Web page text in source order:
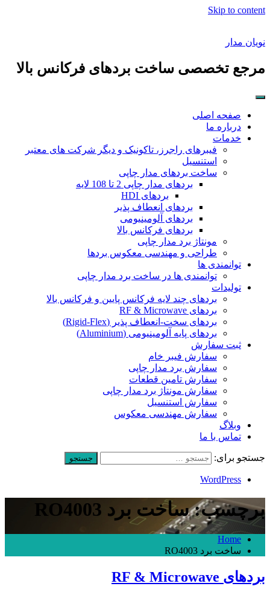
Skip to content
نویان مدار
مرجع تخصصی ساخت بردهای فرکانس بالا
صفحه اصلی
درباره ما
خدمات
فیبرهای راجرز، تاکونیک و دیگر شرکت های معتبر
استنسیل
ساخت بردهای مدار چاپی
بردهای مدار چاپی 2 تا 108 لایه
بردهای HDI
بردهای انعطاف پذیر
بردهای آلومینیومی
بردهای فرکانس بالا
مونتاژ برد مدار چاپی
طراحی و مهندسی معکوس بردها
توانمندی ها
توانمندی ها در ساخت برد مدار چاپی
تولیدات
بردهای چند لایه فرکانس پایین و فرکانس بالا
بردهای RF & Microwave
بردهای سخت-انعطاف پذیر (Rigid-Flex)
بردهای پایه آلومینیومی (Aluminium)
ثبت سفارش
سفارش فیبر خام
سفارش برد مدار چاپی
سفارش تامین قطعات
سفارش مونتاژ برد مدار چاپی
سفارش استنسیل
سفارش مهندسی معکوس
وبلاگ
تماس با ما
جستجو برای:
WordPress
برچسب: ساخت برد RO4003
Home
ساخت برد RO4003
بردهای RF & Microwave